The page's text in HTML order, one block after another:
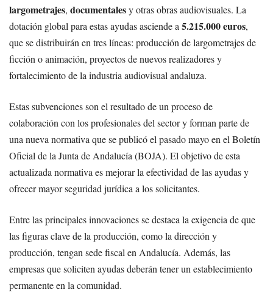
largometrajes, documentalesy otras obras audiovisuales. La
dotación global para estas ayudas asciende a 5.215.000 euros,
que se distribuirán en tres líneas: producción de largometrajes de
ficción o animación, proyectos de nuevos realizadores y
fortalecimiento de la industria audiovisual andaluza.
Estas subvenciones son el resultado de un proceso de
colaboración con los profesionales del sector y forman parte de
una nueva normativa que se publicó el pasado mayo en el Boletín
Oficial de la Junta de Andalucía (BOJA). El objetivo de esta
actualizada normativa es mejorar la efectividad de las ayudas y
ofrecer mayor seguridad jurídica a los solicitantes.
Entre las principales innovaciones se destaca la exigencia de que
las figuras clave de la producción, como la dirección y
producción, tengan sede fiscal en Andalucía. Además, las
empresas que soliciten ayudas deberán tener un establecimiento
permanente en la comunidad.